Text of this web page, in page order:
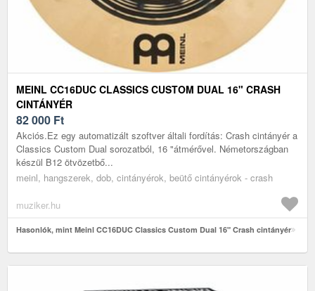
MEINL CC16DUC CLASSICS CUSTOM DUAL 16" CRASH
CINTÁNYÉR
82 000 Ft
Akciós.Ez egy automatizált szoftver általi fordítás: Crash cintányér a
Classics Custom Dual sorozatból, 16 "átmérővel. Németországban
készül B12 ötvözetbő...
meinl, hangszerek, dob, cintányérok, beütő cintányérok - crash
muziker.hu
Hasonlók, mint Meinl CC16DUC Classics Custom Dual 16" Crash cintányér